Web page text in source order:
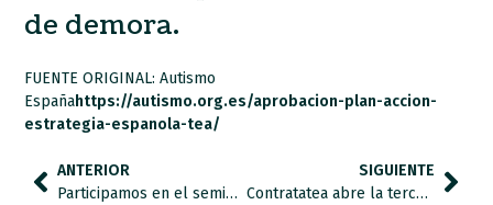
de demora.
FUENTE ORIGINAL: Autismo
Españahttps://autismo.org.es/aprobacion-plan-accion-
estrategia-espanola-tea/
ANTERIOR
Participamos en el seminario “El espectro autista: una mirada global a un trastorno multifactorial”
SIGUIENTE
Contratatea abre la tercera edición del programa formativo de “Preparador/a Laboral especializado/a en trastorno del espectro del autismo”.